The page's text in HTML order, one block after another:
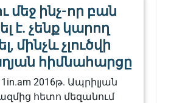
մեջ ինչ-որ բան
է. չենք կարող
մինչև չլուծվի
հիմնահարցը
1in.am 2016թ. Ապրիլյան
հետո մեզանում